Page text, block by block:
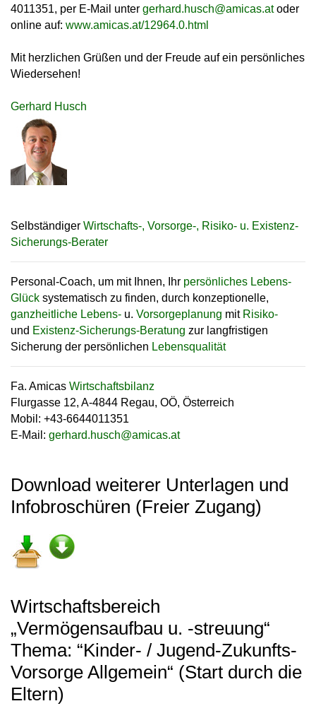
4011351, per E-Mail unter gerhard.husch@amicas.atoder
online auf: www.amicas.at/12964.0.html
Mit herzlichen Grüßen und der Freude auf ein persönliches
Wiedersehen!
Gerhard Husch
Selbständiger Wirtschafts-, Vorsorge-, Risiko- u. Existenz-
Sicherungs-Berater
Personal-Coach, um mit Ihnen, Ihr persönliches Lebens-
Glück systematisch zu finden, durch konzeptionelle,
ganzheitliche Lebens- u. Vorsorgeplanung mit Risiko-
und Existenz-Sicherungs-Beratung zur langfristigen
Sicherung der persönlichen Lebensqualität
Fa. Amicas Wirtschaftsbilanz
Flurgasse 12, A-4844 Regau, OÖ, Österreich
Mobil: +43-6644011351
E-Mail: gerhard.husch@amicas.at
Download weiterer Unterlagen und
Infobroschüren (Freier Zugang)
Wirtschaftsbereich
„Vermögensaufbau u. -streuung“
Thema: “Kinder- / Jugend-Zukunfts-
Vorsorge Allgemein“ (Start durch die
Eltern)